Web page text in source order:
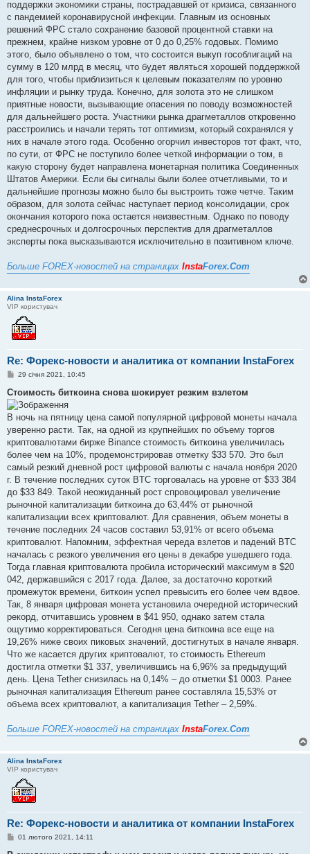
поддержки экономики страны, пострадавшей от кризиса, связанного
с пандемией коронавирусной инфекции. Главным из основных
решений ФРС стало сохранение базовой процентной ставки на
прежнем, крайне низком уровне от 0 до 0,25% годовых. Помимо
этого, было объявлено о том, что состоится выкуп гособлигаций на
сумму в 120 млрд в месяц, что будет являться хорошей поддержкой
для того, чтобы приблизиться к целевым показателям по уровню
инфляции и рынку труда. Конечно, для золота это не слишком
приятные новости, вызывающие опасения по поводу возможностей
для дальнейшего роста. Участники рынка драгметаллов откровенно
расстроились и начали терять тот оптимизм, который сохранялся у
них в начале этого года. Особенно огорчил инвесторов тот факт, что,
по сути, от ФРС не поступило более четкой информации о том, в
какую сторону будет направлена монетарная политика Соединенных
Штатов Америки. Если бы сигналы были более отчетливыми, то и
дальнейшие прогнозы можно было бы выстроить тоже четче. Таким
образом, для золота сейчас наступает период консолидации, срок
окончания которого пока остается неизвестным. Однако по поводу
среднесрочных и долгосрочных перспектив для драгметаллов
эксперты пока высказываются исключительно в позитивном ключе.
Больше FOREX-новостей на страницах InstaForex.Com
Alina InstaForex
VIP користувач
Re: Форекс-новости и аналитика от компании InstaForex
П
в
і
д
о
л
е
н
я
29 січня 2021, 10:45
Стоимость биткоина снова шокирует резким взлетом
В ночь на пятницу цена самой популярной цифровой монеты начала
уверенно расти. Так, на одной из крупнейших по объему торгов
криптовалютами бирже Binance стоимость биткоина увеличилась
более чем на 10%, продемонстрировав отметку $33 570. Это был
самый резкий дневной рост цифровой валюты с начала ноября 2020
г. В течение последних суток BTC торговалась на уровне от $33 384
до $33 849. Такой неожиданный рост спровоцировал увеличение
рыночной капитализации биткоина до 63,44% от рыночной
капитализации всех криптовалют. Для сравнения, объем монеты в
течение последних 24 часов составил 53,91% от всего объема
криптовалют. Напомним, эффектная череда взлетов и падений BTC
началась с резкого увеличения его цены в декабре ушедшего года.
Тогда главная криптовалюта пробила исторический максимум в $20
042, державшийся с 2017 года. Далее, за достаточно короткий
промежуток времени, биткоин успел превысить его более чем вдвое.
Так, 8 января цифровая монета установила очередной исторический
рекорд, отчитавшись уровнем в $41 950, однако затем стала
ощутимо корректироваться. Сегодня цена биткоина все еще на
19,26% ниже своих пиковых значений, достигнутых в начале января.
Что же касается других криптовалют, то стоимость Ethereum
достигла отметки $1 337, увеличившись на 6,96% за предыдущий
день. Цена Tether снизилась на 0,14% – до отметки $1 0003. Ранее
рыночная капитализация Ethereum ранее составляла 15,53% от
объема всех криптовалют, а капитализация Tether – 2,59%.
Больше FOREX-новостей на страницах InstaForex.Com
Alina InstaForex
VIP користувач
Re: Форекс-новости и аналитика от компании InstaForex
П01 лютого 2021, 14:11